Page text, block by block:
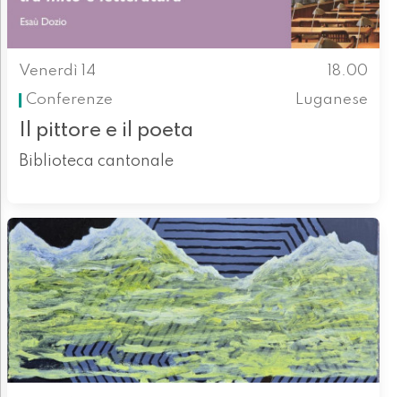
Venerdì 14
18.00
Conferenze
Luganese
Il pittore e il poeta
Biblioteca cantonale